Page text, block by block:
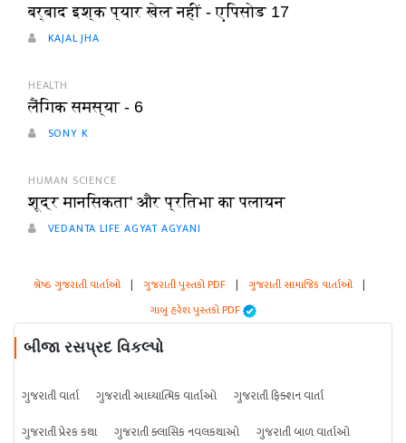
बर्बाद इश्क प्यार खेल नहीं - एपिसोड 17
KAJAL JHA
HEALTH
लैंगिक समस्या - 6
SONY K
HUMAN SCIENCE
शूद्र मानसिकता' और प्रतिभा का पलायन
VEDANTA LIFE AGYAT AGYANI
શ્રેષ્ઠ ગુજરાતી વાર્તાઓ | ગુજરાતી પુસ્તકો PDF | ગુજરાતી સામાજિક વાર્તાઓ |
ગાબુ હરેશ પુસ્તકો PDF
બીજા રસપ્રદ વિકલ્પો
ગુજરાતી વાર્તા ગુજરાતી આધ્યાત્મિક વાર્તાઓ
ગુજરાતી ફિક્શન વાર્તા
ગુજરાતી પ્રેરક કથા
ગુજરાતી ક્લાસિક નવલકથાઓ
ગુજરાતી બાળ વાર્તાઓ